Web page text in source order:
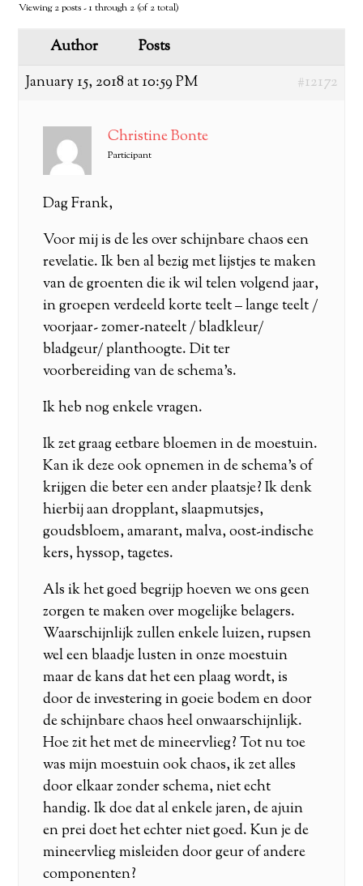
Viewing 2 posts - 1 through 2 (of 2 total)
Author
Posts
January 15, 2018 at 10:59 PM
#12172
Christine Bonte
Participant
Dag Frank,
Voor mij is de les over schijnbare chaos een
revelatie. Ik ben al bezig met lijstjes te maken
van de groenten die ik wil telen volgend jaar,
in groepen verdeeld korte teelt – lange teelt /
voorjaar- zomer-nateelt / bladkleur/
bladgeur/ planthoogte. Dit ter
voorbereiding van de schema’s.
Ik heb nog enkele vragen.
Ik zet graag eetbare bloemen in de moestuin.
Kan ik deze ook opnemen in de schema’s of
krijgen die beter een ander plaatsje? Ik denk
hierbij aan dropplant, slaapmutsjes,
goudsbloem, amarant, malva, oost-indische
kers, hyssop, tagetes.
Als ik het goed begrijp hoeven we ons geen
zorgen te maken over mogelijke belagers.
Waarschijnlijk zullen enkele luizen, rupsen
wel een blaadje lusten in onze moestuin
maar de kans dat het een plaag wordt, is
door de investering in goeie bodem en door
de schijnbare chaos heel onwaarschijnlijk.
Hoe zit het met de mineervlieg? Tot nu toe
was mijn moestuin ook chaos, ik zet alles
door elkaar zonder schema, niet echt
handig. Ik doe dat al enkele jaren, de ajuin
en prei doet het echter niet goed. Kun je de
mineervlieg misleiden door geur of andere
componenten?